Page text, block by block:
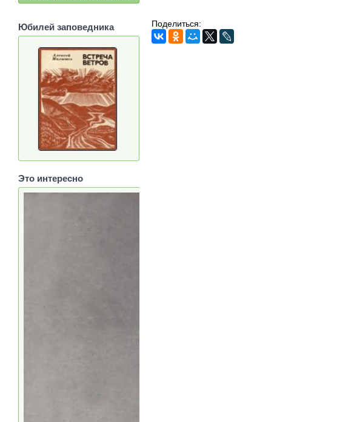
Поделиться:
Юбилей заповедника
Это интересно